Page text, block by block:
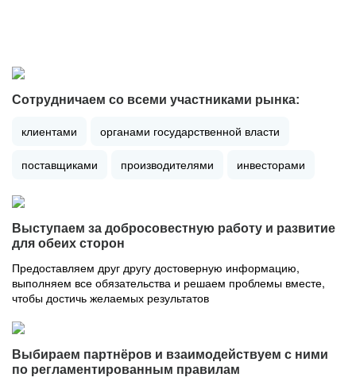
Сотрудничаем со всеми участниками рынка:
клиентами органами государственной власти
поставщиками производителями инвесторами
Выступаем за добросовестную работу и развитие
для обеих сторон
Предоставляем друг другу достоверную информацию,
выполняем все обязательства и решаем проблемы вместе,
чтобы достичь желаемых результатов
Выбираем партнёров и взаимодействуем с ними
по регламентированным правилам